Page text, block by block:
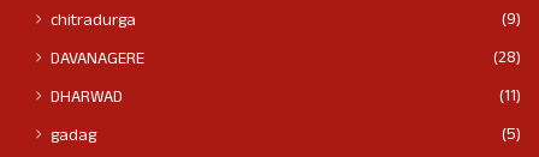
chitradurga
(9)
DAVANAGERE
(28)
DHARWAD
(11)
gadag
(5)